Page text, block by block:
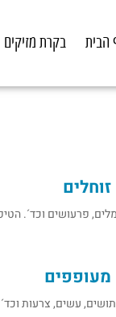
הבית בקרת מזיקים
פרעושים וכד´.
מעופפים
עשים, צרעות